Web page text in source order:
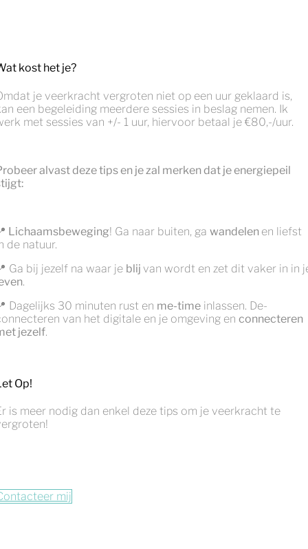
kost het je?
je veerkracht vergroten niet op een uur geklaard is,
een begeleiding meerdere sessies in beslag nemen. Ik
met sessies van +/- 1 uur, hiervoor betaal je €80,-/uur.
alvast deze tips en je zal merken dat je energiepeil
Lichaamsbeweging! Ga naar buiten, ga wandelen en liefst
de natuur.
Ga bij jezelf na waar je blij van wordt en zet dit vaker in in
.
Dagelijks 30 minuten rust en me-time inlassen. De-
van het digitale en je omgeving en connecteren
jezelf.
Op!
is meer nodig dan enkel deze tips om je veerkracht te
mij